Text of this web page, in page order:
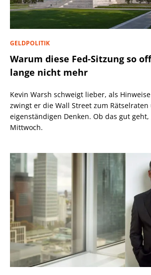
GELDPOLITIK
Warum diese Fed-Sitzung so
lange nicht mehr
Kevin Warsh schweigt lieber, als
zwingt er die Wall Street zum Rätselraten und zum
eigenständigen Denken. Ob das gut
Mittwoch.